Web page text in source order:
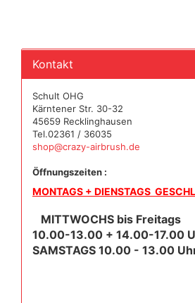
Kontakt
Schult OHG
Kärntener Str. 30-32
45659 Recklinghausen
Tel.02361 / 36035
shop@crazy-airbrush.de
Öffnungszeiten :
MONTAGS + DIENSTAGS
MITTWOCHS bis Freitags
10.00-13.00 + 14.00-17.00
SAMSTAGS 10.00 - 13.00